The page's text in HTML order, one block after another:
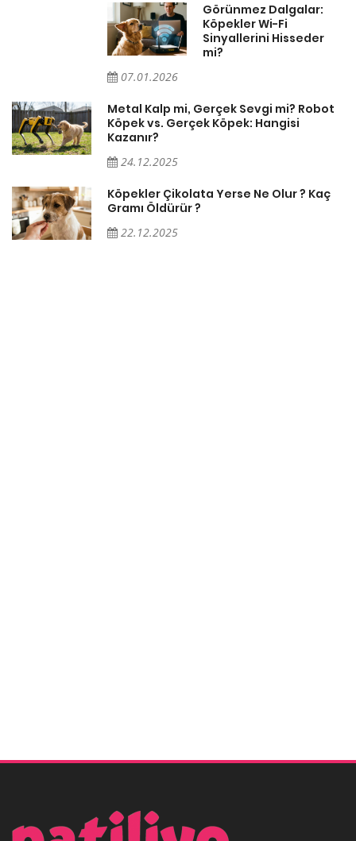
Görünmez Dalgalar:
Köpekler Wi-Fi
Sinyallerini Hisseder
mi?
07.01.2026
Metal Kalp mi, Gerçek Sevgi mi? Robot
Köpek vs. Gerçek Köpek: Hangisi
Kazanır?
24.12.2025
Köpekler Çikolata Yerse Ne Olur ? Kaç
Gramı Öldürür ?
22.12.2025